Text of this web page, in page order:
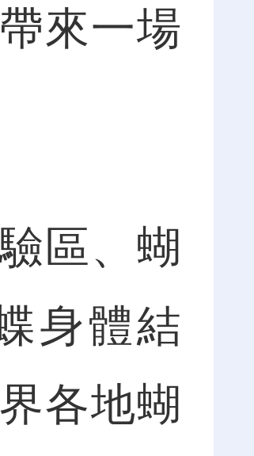
來一場
區、蝴
身體結
各地蝴